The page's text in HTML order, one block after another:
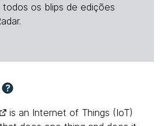
os blips de edições
?
is an Internet of Things (IoT)